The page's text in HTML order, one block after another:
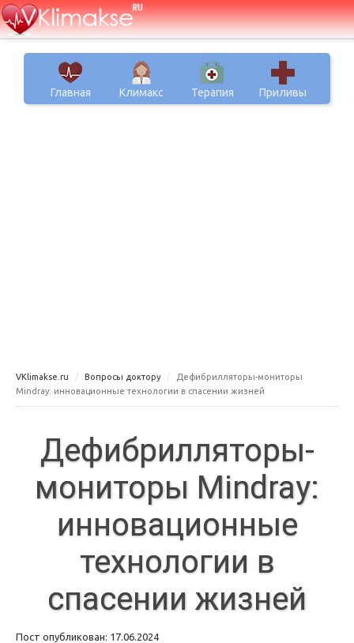
Главная Климакс Терапия Приливы
VKlimakse.ru Вопросы доктору
Дефибрилляторы-мониторы
Mindray: инновационные технологии в спасении жизней
Дефибрилляторы-
мониторы Mindray:
инновационные
технологии в
спасении жизней
Пост опубликован: 17.06.2024